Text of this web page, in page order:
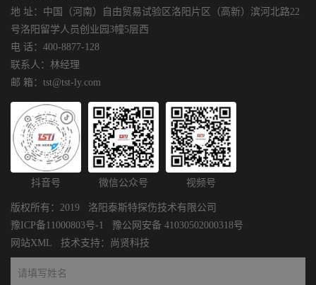
地 址：中国（河南）自由贸易试验区洛阳片区（高新）滨河北路22
号洛阳留学人员创业园3幢5层西
电 话：400-8877-128
联系人：林经理
邮 箱：tst@tst-ly.com
抖音号 微信公众号 视频号
版权所有：2019 洛阳泰斯特探伤技术有限公司
豫ICP备11000803号-1
豫公网安备 41030502000318号
网站XML 技术支持： 尚贤科技